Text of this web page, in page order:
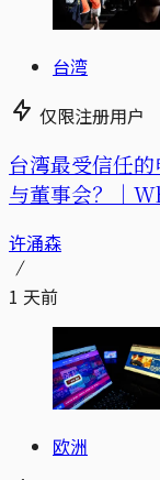
台湾
仅限注册用户
台湾最受信任
与董事会？｜
许涌森
1 天前
欧洲